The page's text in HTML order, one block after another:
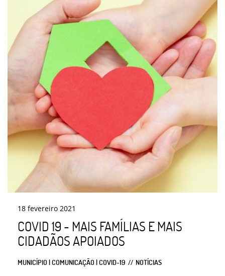
18 fevereiro 2021
COVID 19 - MAIS FAMÍLIAS E MAIS
CIDADÃOS APOIADOS
MUNICÍPIO | COMUNICAÇÃO | COVID-19 NOTÍCIAS